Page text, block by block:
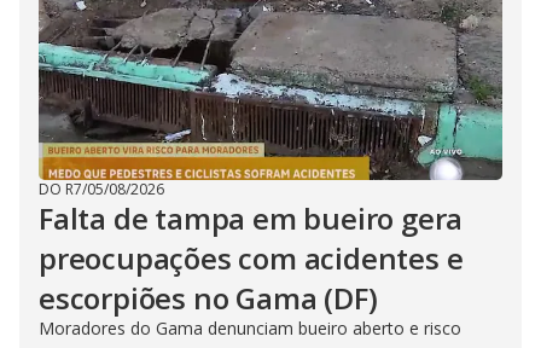
DO R7/05/08/2026
Falta de tampa em bueiro gera
preocupações com acidentes e
escorpiões no Gama (DF)
Moradores do Gama denunciam bueiro aberto e risco